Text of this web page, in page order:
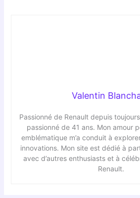
Valentin
Passionné de Renault depuis
passionné de 41 ans. Mon amour
emblématique m’a conduit à
innovations. Mon site est dédié à
avec d’autres enthusiasts et à
Renault.